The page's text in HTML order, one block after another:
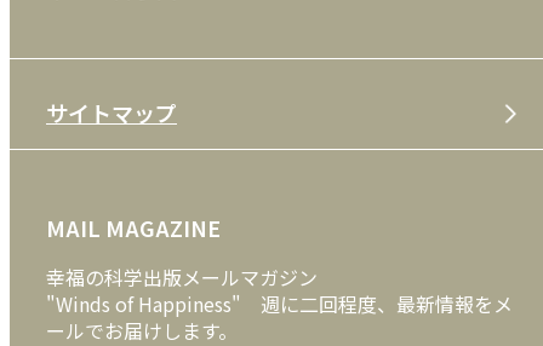
雑誌
CD
DVD・ブルーレイ
外国語
特定商取引法
プライバシーポリシー
クッキーポリシー
メディア・ライブラリー
サイトマップ
MAIL MAGAZINE
幸福の科学出版メールマガジン
"Winds of Happiness" 週に二回程度、最新情報をメ
ールでお届けします。